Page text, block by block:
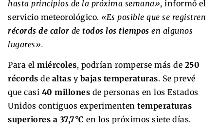
hasta principios de la próxima semana», informó el
servicio meteorológico. «Es posible que se registren
récords de calor de todos los tiempos en algunos
lugares».
Para el miércoles, podrían romperse más de 250
récords de altas y bajas temperaturas. Se prevé
que casi 40 millones de personas en los Estados
Unidos contiguos experimenten temperaturas
superiores a 37,7°C en los próximos siete días.